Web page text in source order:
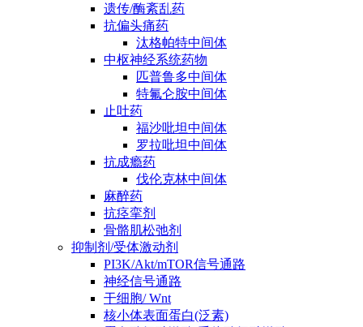
遗传/酶紊乱药
抗偏头痛药
汰格帕特中间体
中枢神经系统药物
匹普鲁多中间体
特氟仑胺中间体
止吐药
福沙吡坦中间体
罗拉吡坦中间体
抗成瘾药
伐伦克林中间体
麻醉药
抗痉挛剂
骨骼肌松弛剂
抑制剂/受体激动剂
PI3K/Akt/mTOR信号通路
神经信号通路
干细胞/ Wnt
核小体表面蛋白(泛素)